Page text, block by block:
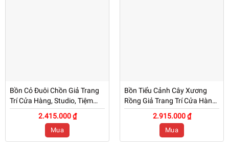
Bồn Cỏ Đuôi Chồn Giả Trang
Trí Cửa Hàng, Studio, Tiệm
Quán, Văn Phòng, Nhà Cửa –
Cao 1m1 – Mã: PN-CG0199
2.415.000 ₫
Mua
Bồn Tiểu Cảnh Cây Xương
Rồng Giả Trang Trí Cửa Hàng,
Studio, Tiệm Quán, Văn
Phòng, Nhà Cửa – Cao 90cm
– Mã: PN-CG0196
2.915.000 ₫
Mua